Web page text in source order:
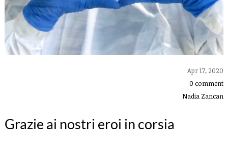
Apr 17, 2020
0 comment
Nadia Zancan
Grazie ai nostri eroi in corsia